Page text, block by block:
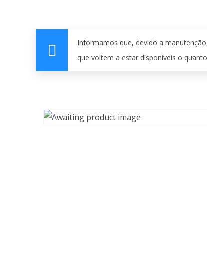
Informamos que, devido a
que voltem a estar disponíveis o